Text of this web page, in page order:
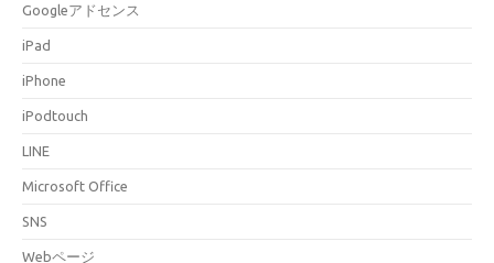
Googleアドセンス
iPad
iPhone
iPodtouch
LINE
Microsoft Office
SNS
Webページ